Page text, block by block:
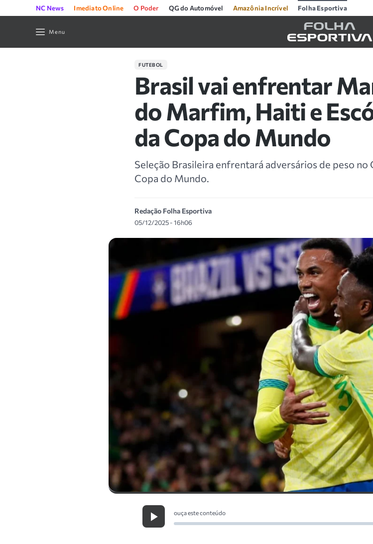
NC News Imediato Online O Poder QG do Automóvel Amazônia Incrível Folha Esportiva
Menu
FUTEBOL
Brasil vai enfrentar
do Marfim, Haiti e
da Copa do Mundo
Seleção Brasileira enfrentará adversários de peso no
Copa do Mundo.
Redação Folha Esportiva
05/12/2025 - 16h06
ouça este conteúdo